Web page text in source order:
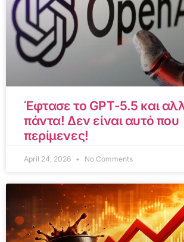
Έφτασε το GPT-5.5 και
πάντα! Δεν είναι αυτό που
περίμενες!
April 24, 2026 No Comments